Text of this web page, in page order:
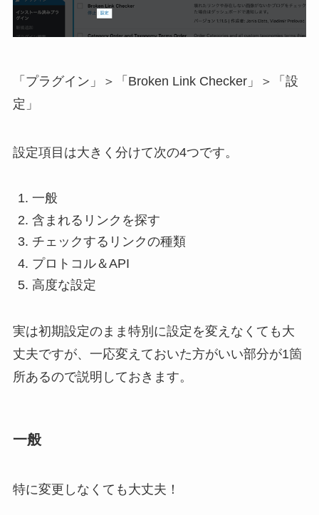
「プラグイン」＞「Broken Link Checker」＞「設
定」
設定項目は大きく分けて次の4つです。
一般
含まれるリンクを探す
チェックするリンクの種類
プロトコル＆API
高度な設定
実は初期設定のまま特別に設定を変えなくても大
丈夫ですが、一応変えておいた方がいい部分が1箇
所あるので説明しておきます。
一般
特に変更しなくても大丈夫！